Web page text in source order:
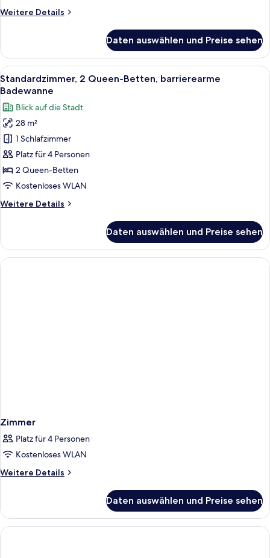
Weitere Details
Weitere
1 King-
Bett,
barrierearme
Badewanne
Daten auswählen und Preise sehen
Alle
Fotos
für
Standardzimmer,
2 Queen-
Betten,
barrierearme
Badewanne
anzeigen
Ein Hotelzimmer mit Bett,
4
Standardzimmer, 2 Queen-Betten, barrierearme
Badewanne
Blick auf die Stadt
28 m²
1 Schlafzimmer
Platz für 4 Personen
2 Queen-Betten
Kostenloses WLAN
Weitere Details
Weitere
2 Queen-
Betten,
barrierearme
Daten auswählen und Preise sehen
Zimmer
Platz für 4 Personen
Kostenloses WLAN
Weitere Details
Weitere
Daten auswählen und Preise sehen